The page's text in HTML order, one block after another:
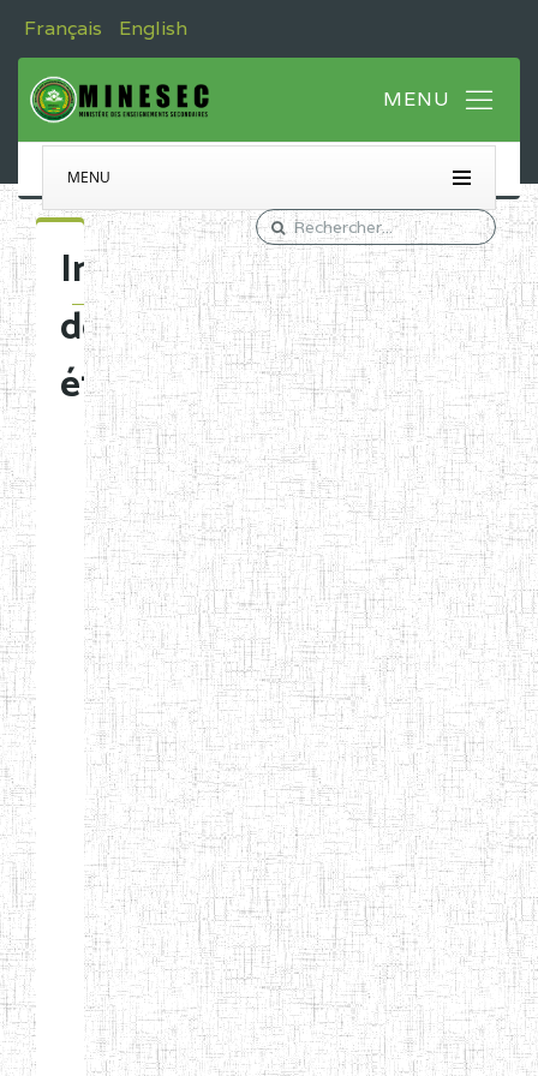
Français English
MENU
Immatriculation
des
établissements
Etablissements
d'enseignement
normal
ENI
Chercher:
Effacer les filtres
Denomination
Type